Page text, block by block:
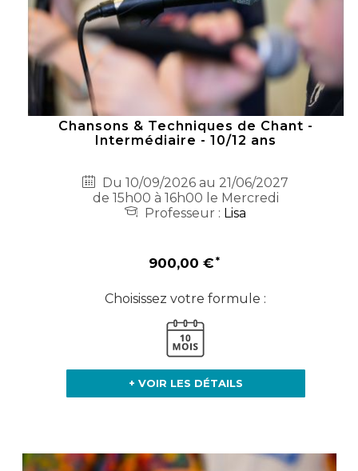
Chansons & Techniques de Chant -
Intermédiaire - 10/12 ans
Du 10/09/2026 au 21/06/2027
de 15h00 à 16h00 le Mercredi
Professeur : Lisa
900,00 €
Choisissez votre formule :
+ VOIR LES DÉTAILS